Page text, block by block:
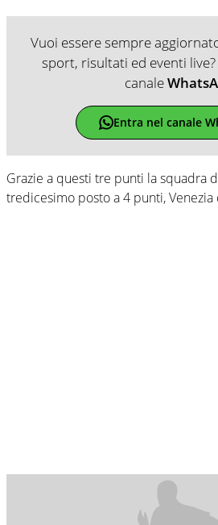
Vuoi essere sempre
sport, risultati ed eventi
canale
Entra nel canale
Grazie a questi tre punti la squadra
tredicesimo posto a 4 punti,